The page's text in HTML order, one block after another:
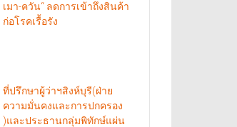
เมา-ควัน“ ลดการเข้าถึงสินค้า
ก่อโรคเรื้อรัง
ที่ปรึกษาผู้ว่าฯสิงห์บุรี(ฝ่าย
ความมั่นคงและการปกครอง
)และประธานกลุ่มพิทักษ์แผ่น